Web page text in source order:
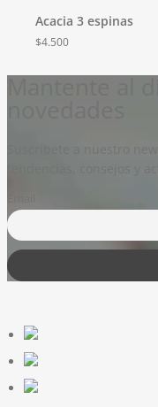
Acacia 3 espinas
$4.500